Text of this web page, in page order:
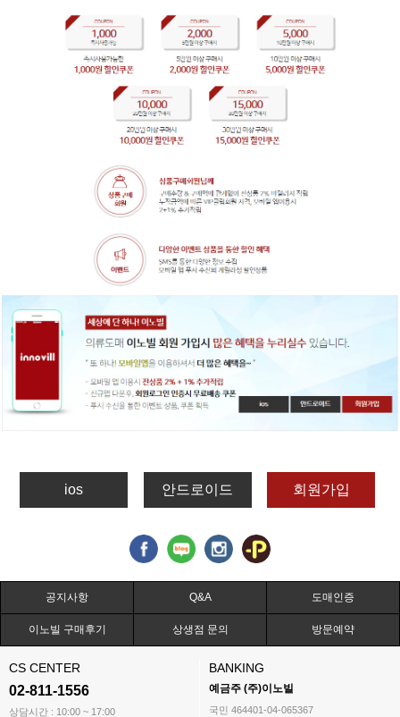
ios 안드로이드 회원가입
공지사항 Q&A 도매인증
이노빌 구매후기 상생점 문의 방문예약
CS CENTER
02-811-1556
상담시간 : 10:00 ~ 17:00
BANKING
예금주 (주)이노빌
국민 464401-04-065367